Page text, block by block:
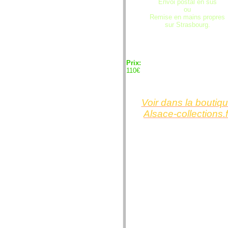
Envoi postal en sus
ou
Remise en mains propres
sur Strasbourg.
Prix:
110€
Voir dans la
Alsace-